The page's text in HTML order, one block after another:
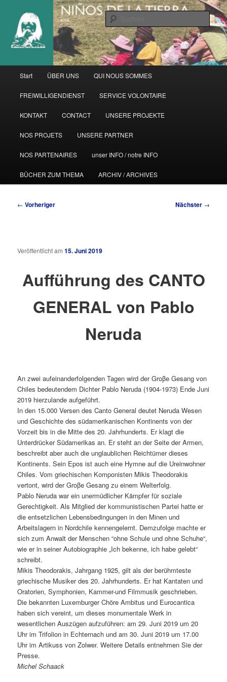
primären
Inhalt
springen
Start ÜBER UNS QUI NOUS SOMMES
FREIWILLIGENDIENST SERVICE VOLONTAIRE
KONTAKT CONTACT UNSERE PROJEKTE
NOS PROJETS UNSERE PARTNER
NOS PARTENAIRES unser INFO / notre INFO
BÜCHER ZUM THEMA ARCHIV / ARCHIVES
Beitragsnavigation
← Vorheriger Nächster →
Veröffentlicht am15. Juni 2019
Aufführung des CANTO
GENERAL von Pablo
Neruda
An zwei aufeinanderfolgenden Tagen wird der Groβe Gesang von
Chiles bedeutendem Dichter Pablo Neruda (1904-1973) Ende Juni
2019 hierzulande aufgeführt.
In den 15.000 Versen des Canto General deutet Neruda Wesen
und Geschichte des südamerikanischen Kontinents von der
Vorzeit bis in die Mitte des 20. Jahrhunderts. Er klagt die
Unterdrücker Südamerikas an. Er steht an der Seite der Armen,
beschreibt aber auch die unglaublichen Reichtümer dieses
Kontinents. Sein Epos ist auch eine Hymne auf die Ureinwohner
Chiles. Vom griechischen Komponisten Mikis Theodorakis
vertont, wird der Groβe Gesang zu einem Welterfolg.
Pablo Neruda war ein unermüdlicher Kämpfer für soziale
Gerechtigkeit. Als Mitglied der kommunistischen Partei hatte er
die entsetzlichen Lebensbedingungen in den Minen und
Arbeitslagern in Nordchile kennengelernt. Demzufolge machte er
sich zum Anwalt der Menschen “ohne Schule und ohne Schuhe“,
wie er in seiner Autobiographie „Ich bekenne, ich habe gelebt“
schreibt.
Mikis Theodorakis, Jahrgang 1925, gilt als der berühmteste
griechische Musiker des 20. Jahrhunderts. Er hat Kantaten und
Oratorien, Symphonien, Kammer-und Filmmusik geschrieben.
Die bekannten Luxemburger Chöre Ambitus und Eurocantica
haben sich vereint, um dieses monumentale Werk in
wesentlichen Auszügen aufzuführen: am 29. Juni 2019 um 20
Uhr im Trifolion in Echternach und am 30. Juni 2019 um 17.00
Uhr im Artikuss von Zolwer. Weitere Details entnehmen Sie der
Presse.
Michel Schaack